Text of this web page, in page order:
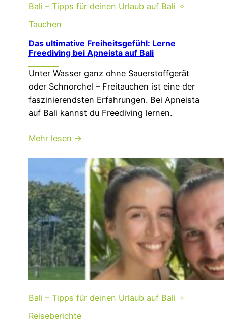
Bali – Tipps für deinen Urlaub auf Bali
Tauchen
Das ultimative Freiheitsgefühl: Lerne
Freediving bei Apneista auf Bali
Unter Wasser ganz ohne Sauerstoffgerät
oder Schnorchel – Freitauchen ist eine der
faszinierendsten Erfahrungen. Bei Apneista
auf Bali kannst du Freediving lernen.
Mehr lesen →
Bali – Tipps für deinen Urlaub auf Bali
Reiseberichte